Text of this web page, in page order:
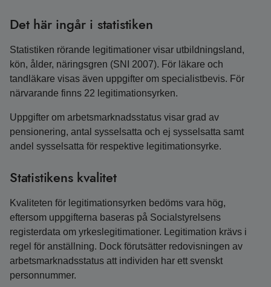
Det här ingår i statistiken
Statistiken rörande legitimationer visar utbildningsland,
kön, ålder, näringsgren (SNI 2007). För läkare och
tandläkare visas även uppgifter om specialistbevis. För
närvarande finns 22 legitimationsyrken.
Uppgifter om arbetsmarknadsstatus visar grad av
pensionering, antal sysselsatta och ej sysselsatta samt
andel sysselsatta för respektive legitimationsyrke.
Statistikens kvalitet
Kvaliteten för legitimationsyrken bedöms vara hög,
eftersom uppgifterna baseras på Socialstyrelsens
registerdata om yrkeslegitimationer. Legitimation krävs i
regel för anställning. Dock förutsätter redovisningen av
arbetsmarknadsstatus att individen har ett svenskt
personnummer.